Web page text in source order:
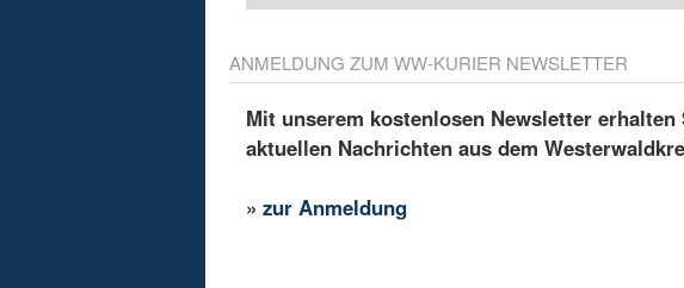
ANMELDUNG ZUM WW-KURIER NEWSLETTER
Mit unserem kostenlosen Newsletter
aktuellen Nachrichten aus dem
»zur Anmeldung